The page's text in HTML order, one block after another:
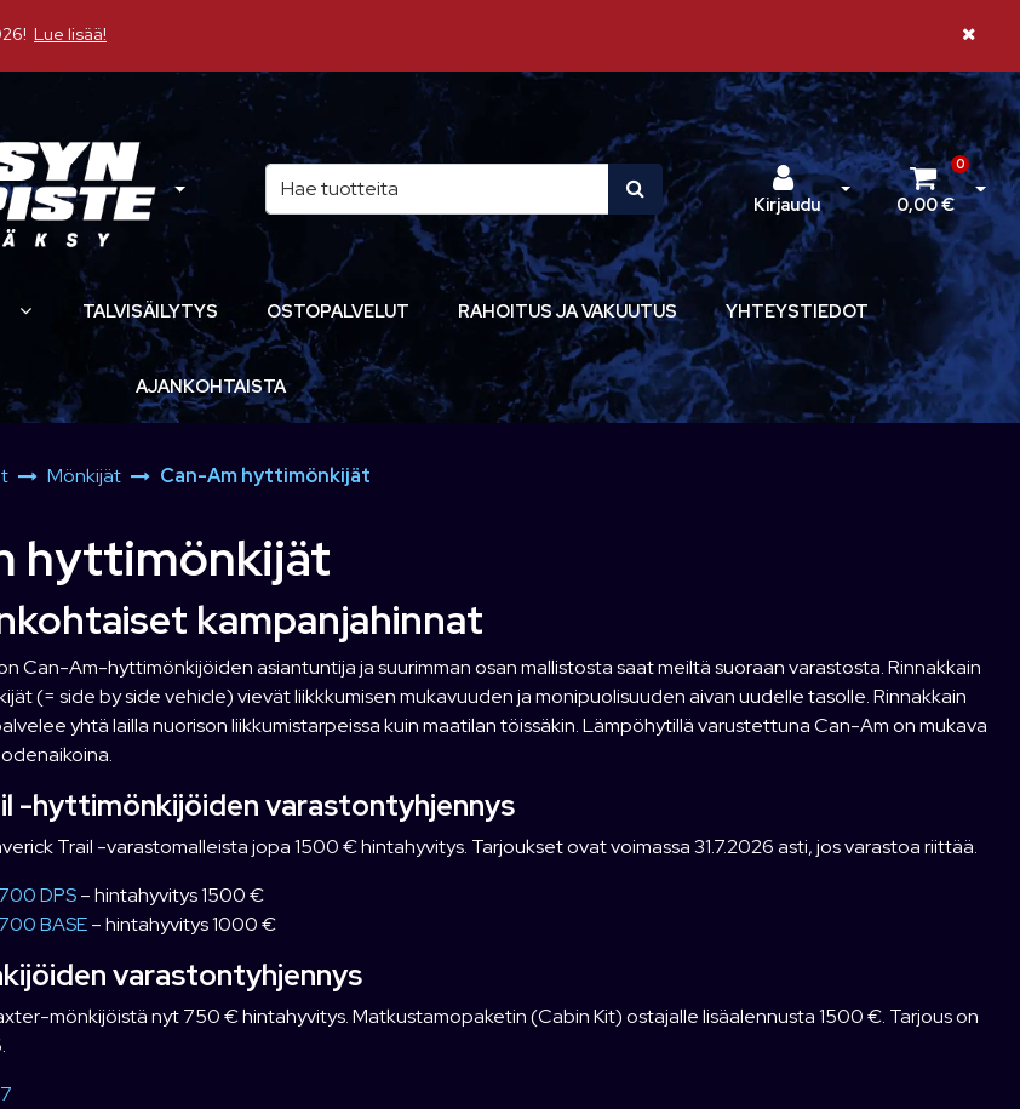
Lue lisää! Sulje
Kirjaudu
Avaa kirjautuminen
0
0,00 €
TALVISÄILYTYS OSTOPALVELUT RAHOITUS JA VAKUUTUS YHTEYSTIEDOT
AJANKOHTAISTA
Mönkijät Can-Am hyttimönkijät
hyttimönkijät
kampanjahinnat
Can-Am-hyttimönkijöiden asiantuntija ja suurimman osan mallistosta saat meiltä suoraan varastosta. Rinnakkain
(= side by side vehicle) vievät liikkkumisen mukavuuden ja monipuolisuuden aivan uudelle tasolle. Rinnakkain
yhtä lailla nuorison liikkumistarpeissa kuin maatilan töissäkin. Lämpöhytillä varustettuna Can-Am on mukava
-hyttimönkijöiden varastontyhjennys
Trail -varastomalleista jopa 1500 € hintahyvitys. Tarjoukset ovat voimassa 31.7.2026 asti, jos varastoa riittää.
DPS– hintahyvitys 1500 €
BASE– hintahyvitys 1000 €
varastontyhjennys
mönkijöistä nyt 750 € hintahyvitys. Matkustamopaketin (Cabin Kit) ostajalle lisäalennusta 1500 €. Tarjous on